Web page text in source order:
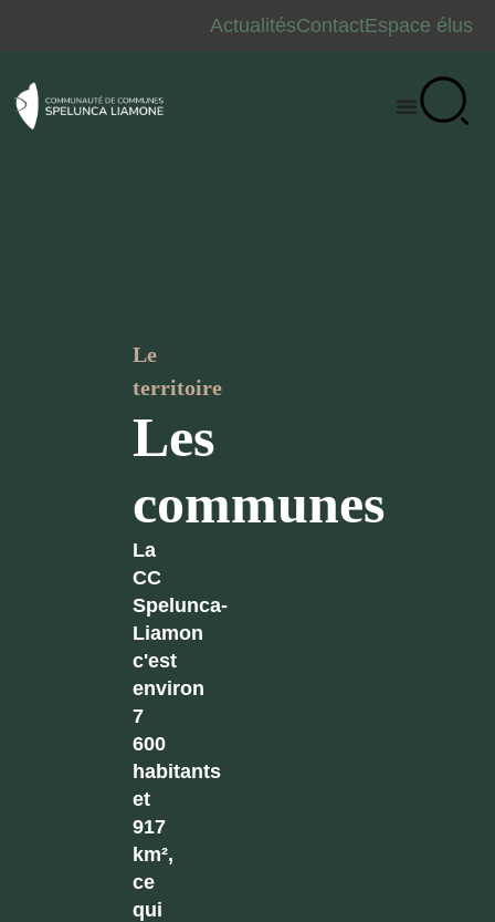
ActualitésContactEspace élus
Le
territoire
Les
communes
La
CC
Spelunca-
Liamon
c'est
environ
7
600
habitants
et
917
km²,
ce
qui